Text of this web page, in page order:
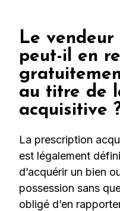
Le vendeur
peut-il en
au titre de
acquisitive
La prescription
est légalement
d’acquérir un bien
possession sans
obligé d’en